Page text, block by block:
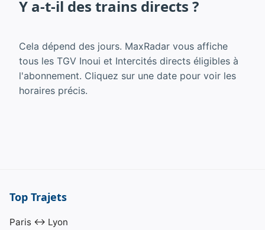
Y a-t-il des trains directs ?
Cela dépend des jours. MaxRadar vous affiche
tous les TGV Inoui et Intercités directs éligibles à
l'abonnement. Cliquez sur une date pour voir les
horaires précis.
Top Trajets
Paris ↔ Lyon